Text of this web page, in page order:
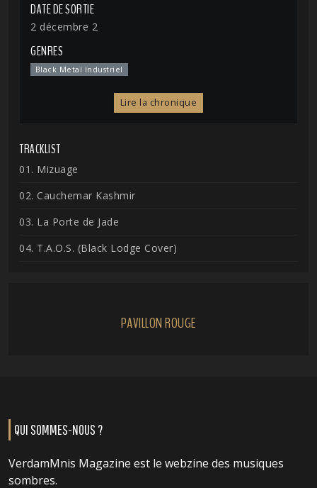
DATE DE SORTIE
2 décembre 2
GENRES
Black Metal Industriel
Lire la chronique
TRACKLIST
01. Mizuage
02. Cauchemar Kashmir
03. La Porte de Jade
04. T.A.O.S. (Black Lodge Cover)
PAVILLON ROUGE
QUI SOMMES-NOUS ?
VerdamMnis Magazine est le webzine des musiques
sombres.